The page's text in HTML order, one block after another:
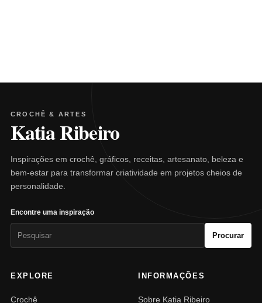
CROCHÊ & ARTES
Katia Ribeiro
Inspirações em crochê, gráficos, receitas, artesanato, beleza e
bem-estar para transformar criatividade em projetos cheios de
personalidade.
Encontre uma inspiração
Procurar
EXPLORE
Crochê
INFORMAÇÕES
Sobre Katia Ribeiro